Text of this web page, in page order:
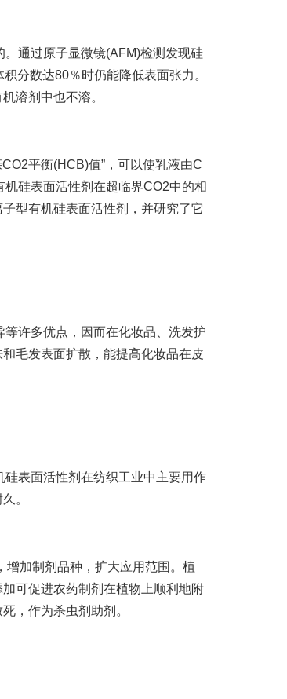
通过原子显微镜(AFM)检测发现硅
分数达80％时仍能降低表面张力。
溶剂中也不溶。
平衡(HCB)值”，可以使乳液由C
硅表面活性剂在超临界CO2中的相
型有机硅表面活性剂，并研究了它
许多优点，因而在化妆品、洗发护
毛发表面扩散，能提高化妆品在皮
表面活性剂在纺织工业中主要用作
。
加制剂品种，扩大应用范围。植
可促进农药制剂在植物上顺利地附
，作为杀虫剂助剂。